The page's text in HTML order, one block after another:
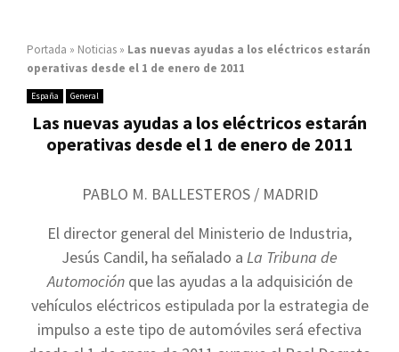
Portada » Noticias » Las nuevas ayudas a los eléctricos estarán
operativas desde el 1 de enero de 2011
España General
Las nuevas ayudas a los eléctricos estarán
operativas desde el 1 de enero de 2011
PABLO M. BALLESTEROS / MADRID
El director general del Ministerio de Industria,
Jesús Candil, ha señalado a La Tribuna de
Automoción que las ayudas a la adquisición de
vehículos eléctricos estipulada por la estrategia de
impulso a este tipo de automóviles será efectiva